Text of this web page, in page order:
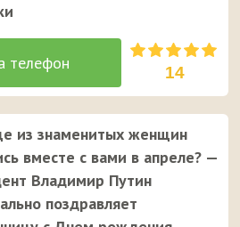
14
из знаменитых женщин
вместе с вами в апреле? —
Владимир Путин
поздравляет